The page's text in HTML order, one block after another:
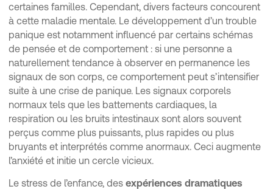
certaines familles. Cependant, divers facteurs concourent
à cette maladie mentale. Le développement d’un trouble
panique est notamment influencé par certains schémas
de pensée et de comportement : si une personne a
naturellement tendance à observer en permanence les
signaux de son corps, ce comportement peut s’intensifier
suite à une crise de panique. Les signaux corporels
normaux tels que les battements cardiaques, la
respiration ou les bruits intestinaux sont alors souvent
perçus comme plus puissants, plus rapides ou plus
bruyants et interprétés comme anormaux. Ceci augmente
l’anxiété et initie un cercle vicieux.
Le stress de l’enfance, des expériences dramatiques